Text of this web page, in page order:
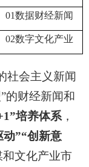
01数据财经新闻
02数字文化产业
社会主义新闻
”的财经新闻和
”培养体系 ，
动”“创新意
和文化产业市